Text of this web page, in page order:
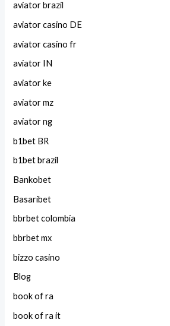
aviator brazil
aviator casino DE
aviator casino fr
aviator IN
aviator ke
aviator mz
aviator ng
b1bet BR
b1bet brazil
Bankobet
Basaribet
bbrbet colombia
bbrbet mx
bizzo casino
Blog
book of ra
book of ra it